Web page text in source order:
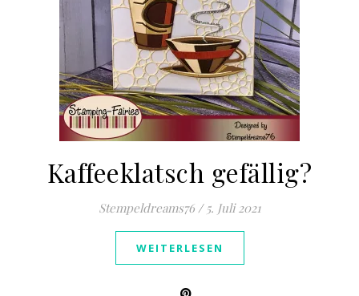
Kaffeeklatsch gefällig?
Stempeldreams76 / 5. Juli 2021
WEITERLESEN